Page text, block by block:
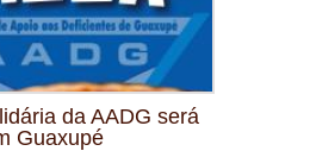
da AADG será
Guaxupé